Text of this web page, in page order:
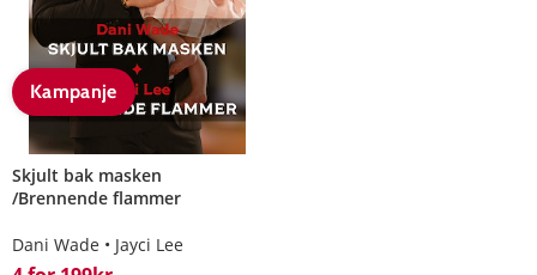
Kampanje
Skjult bak masken
/Brennende flammer
Dani Wade Jayci Lee